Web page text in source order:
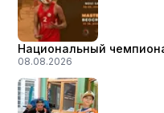
Национальный
08.08.2026